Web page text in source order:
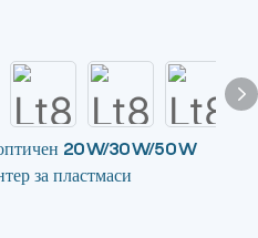
20W/30W/50W
за пластмаси